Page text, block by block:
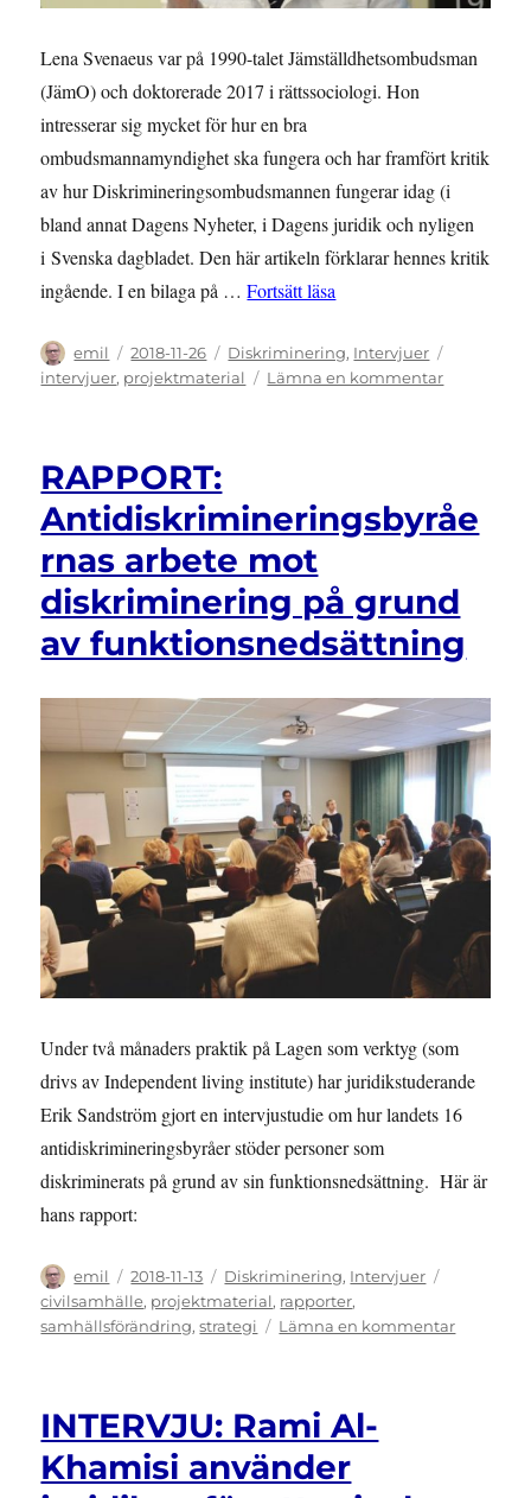
Lena Svenaeus var på 1990-talet Jämställdhetsombudsman
(JämO) och doktorerade 2017 i rättssociologi. Hon
intresserar sig mycket för hur en bra
ombudsmannamyndighet ska fungera och har framfört kritik
av hur Diskrimineringsombudsmannen fungerar idag (i
bland annat Dagens Nyheter, i Dagens juridik och nyligen
i Svenska dagbladet. Den här artikeln förklarar hennes kritik
ingående. I en bilaga på …Fortsätt läsa
Författare
emil
Publicerat
den
2018-11-26 Kategorier
Diskriminering, Intervjuer
intervjuer, projektmaterial Lämna en kommentartill
DO
tar
på
RAPPORT:
Antidiskrimineringsbyråe
rnas arbete mot
diskriminering på grund
av funktionsnedsättning
Under två månaders praktik på Lagen som verktyg (som
drivs av Independent living institute) har juridikstuderande
Erik Sandström gjort en intervjustudie om hur landets 16
antidiskrimineringsbyråer stöder personer som
diskriminerats på grund av sin funktionsnedsättning. Här är
hans rapport:
Författare
emil
Publicerat
den
2018-11-13 Kategorier
Diskriminering, Intervjuer
civilsamhälle, projektmaterial, rapporter,
samhällsförändring,strategi Lämna en kommentartill
INTERVJU: Rami Al-
Khamisi använder